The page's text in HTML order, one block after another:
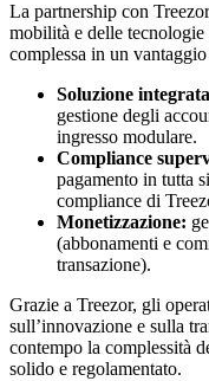
La partnership con
mobilità e delle tecnologie
complessa in un
Soluzione
gestione degli
ingresso modulare.
Compliance
pagamento in tutta
compliance di
Monetizzazione:
(abbonamenti e
transazione).
Grazie a Treezor, gli
sull’innovazione e sulla
contempo la complessità
solido e regolamentato.